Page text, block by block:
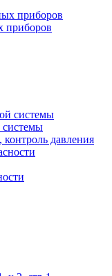
приборов
системы
контроль давления